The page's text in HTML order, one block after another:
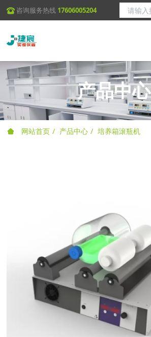
咨询服务热线 17606005204
产品中心
网站首页 产品中心 培养箱滚瓶机